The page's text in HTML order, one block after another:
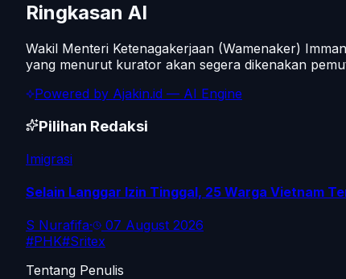
Ringkasan AI
Wakil Menteri Ketenagakerjaan (Wamenaker)
yang menurut kurator akan segera dikenakan
Powered by Ajakin.id — AI Engine
Pilihan Redaksi
Imigrasi
Selain Langgar Izin Tinggal, 25 Warga Vietnam
S Nurafifa·
07 August 2026
#PHK#Sritex
Tentang Penulis